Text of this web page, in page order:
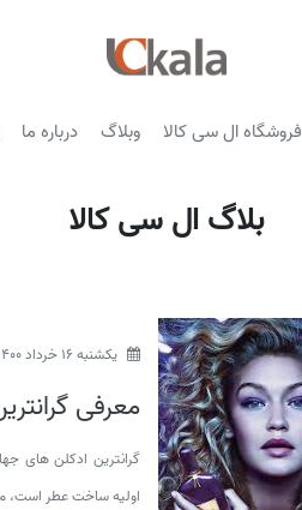
فروشگاه ال سی کالا وبلاگ درباره ما
بلاگ ال سی کالا
يكشنبه 16 خرداد 1400
معرفی
گرانترین ادکلن های
اولیه ساخت عطر است،